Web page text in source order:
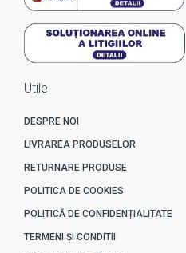
Utile
DESPRE NOI
LIVRAREA PRODUSELOR
RETURNARE PRODUSE
POLITICA DE COOKIES
POLITICĂ DE CONFIDENȚIALITATE
TERMENI ȘI CONDITII